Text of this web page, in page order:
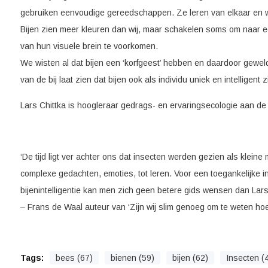
gebruiken eenvoudige gereedschappen. Ze leren van elkaar en
Bijen zien meer kleuren dan wij, maar schakelen soms om naar
van hun visuele brein te voorkomen.
We wisten al dat bijen een ‘korfgeest’ hebben en daardoor
van de bij laat zien dat bijen ook als individu uniek en intelligent
Lars Chittka is hoogleraar gedrags- en ervaringsecologie aan
‘De tijd ligt ver achter ons dat insecten werden gezien als
complexe gedachten, emoties, tot leren. Voor een toegankelijke
bijenintelligentie kan men zich geen betere gids wensen dan Lars
– Frans de Waal auteur van ‘Zijn wij slim genoeg om te weten
Tags: bees (67) bienen (59) bijen (62) Insecten